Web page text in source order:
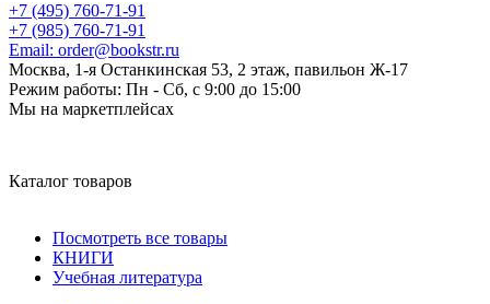
+7 (495) 760-71-91
+7 (985) 760-71-91
Email: order@bookstr.ru
Москва, 1-я Останкинская 53, 2 этаж, павильон Ж-17
Режим работы: Пн - Сб, с 9:00 до 15:00
Мы на маркетплейсах
Каталог товаров
Посмотреть все товары
КНИГИ
Учебная литература